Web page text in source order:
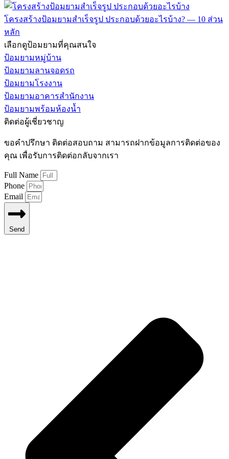
โครงสร้างป้อมยามสำเร็จรูป ประกอบด้วยอะไรบ้าง? — 10 ส่วน
หลัก
เลือกดูป้อมยามที่คุณสนใจ
ป้อมยามหมู่บ้าน
ป้อมยามลานจอดรถ
ป้อมยามโรงงาน
ป้อมยามอาคารสำนักงาน
ป้อมยามพร้อมห้องน้ำ
ติดต่อผู้เชี่ยวชาญ
ขอคำปรึกษา ติดต่อสอบถาม สามารถฝากข้อมูลการติดต่อของ
คุณ เพื่อรับการติดต่อกลับจากเรา
Full Name
Phone
Email
Send